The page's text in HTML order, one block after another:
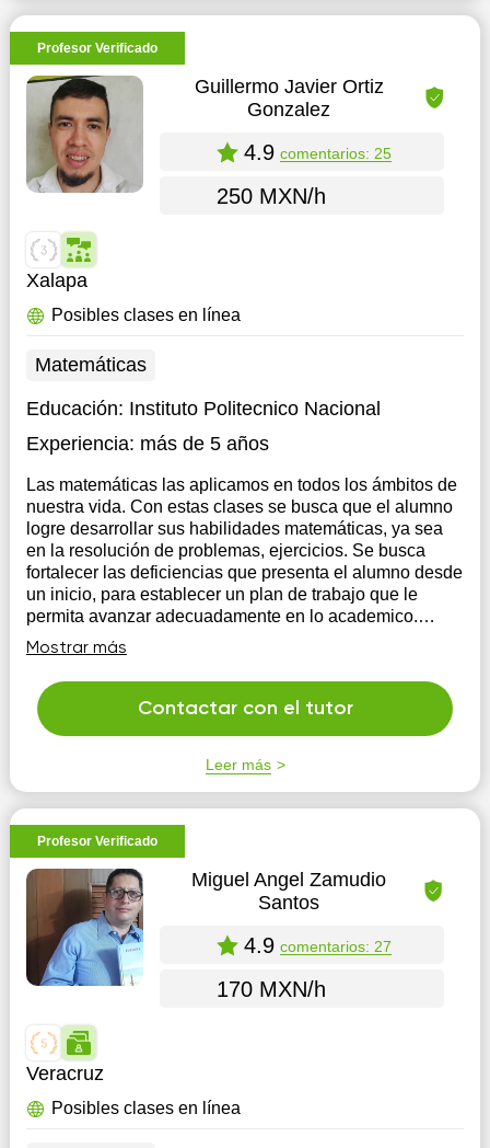
Profesor Verificado
Guillermo Javier Ortiz
Gonzalez
4.9 comentarios: 25
250 MXN/h
Xalapa
Posibles clases en línea
Matemáticas
Educación: Instituto Politecnico Nacional
Experiencia: más de 5 años
Las matemáticas las aplicamos en todos los ámbitos de
nuestra vida. Con estas clases se busca que el alumno
logre desarrollar sus habilidades matemáticas, ya sea
en la resolución de problemas, ejercicios. Se busca
fortalecer las deficiencias que presenta el alumno desde
un inicio, para establecer un plan de trabajo que le
permita avanzar adecuadamente en lo academico.
Desde primaria hasta universidad
Mostrar más
Contactar con el tutor
Leer más
Profesor Verificado
Miguel Angel Zamudio
Santos
4.9 comentarios: 27
170 MXN/h
Veracruz
Posibles clases en línea